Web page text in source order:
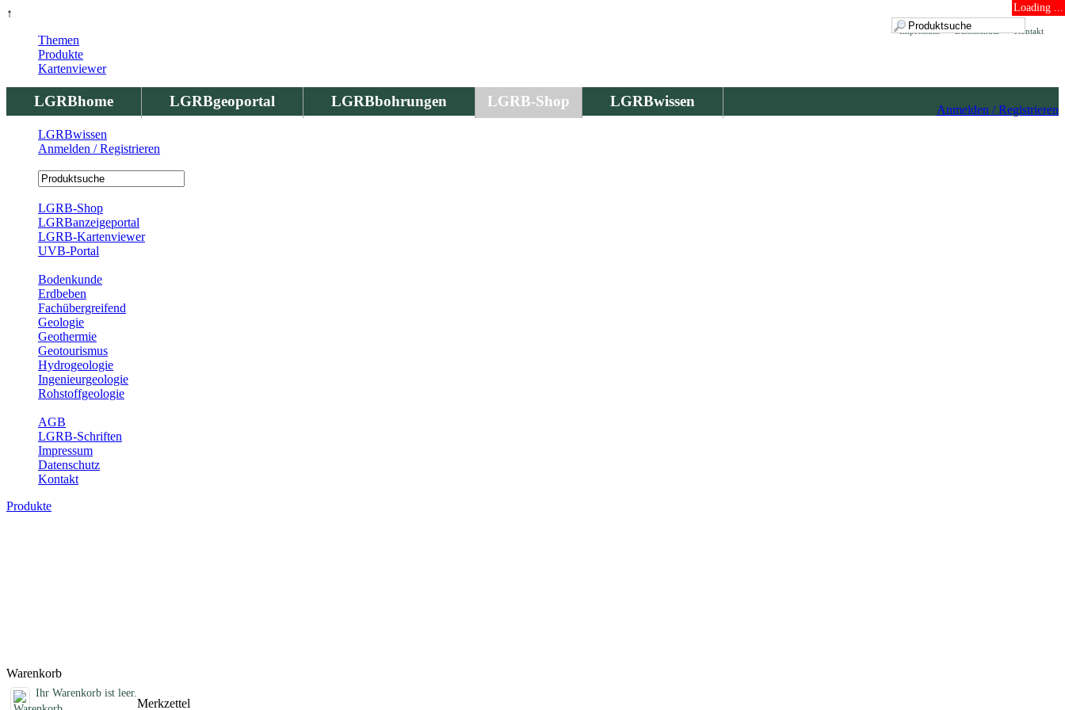
↑ Loading ...
Kontakt
Datenschutz
Impressum
LGRBhome LGRBgeoportal LGRBbohrungen LGRB-Shop LGRBwissen
Anmelden / Registrieren
Themen
Produkte
Kartenviewer
LGRBwissen
Anmelden / Registrieren
LGRB-Shop
LGRBanzeigeportal
LGRB-Kartenviewer
UVB-Portal
Bodenkunde
Erdbeben
Fachübergreifend
Geologie
Geothermie
Geotourismus
Hydrogeologie
Ingenieurgeologie
Rohstoffgeologie
AGB
LGRB-Schriften
Impressum
Datenschutz
Kontakt
Produkte
Warenkorb
Ihr Warenkorb ist leer.
Merkzettel